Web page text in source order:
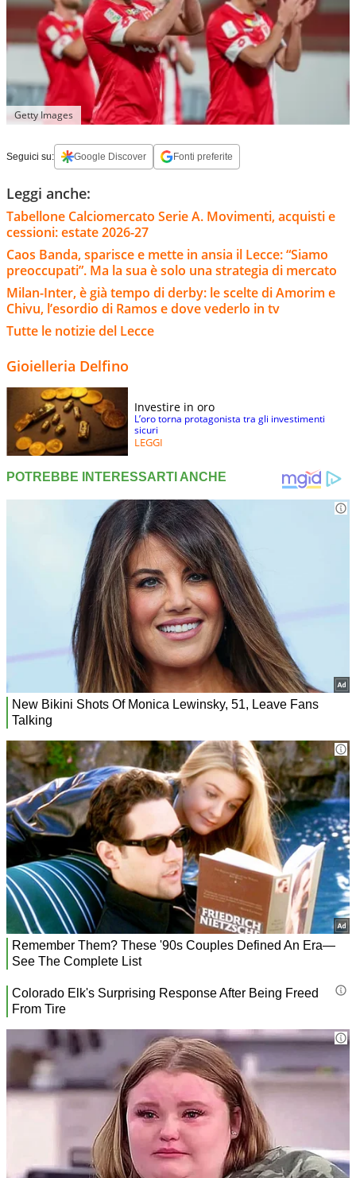
Getty Images
Seguici su: Google Discover Fonti preferite
Leggi anche:
Tabellone Calciomercato Serie A. Movimenti, acquisti e
cessioni: estate 2026-27
Caos Banda, sparisce e mette in ansia il Lecce: “Siamo
preoccupati”. Ma la sua è solo una strategia di mercato
Milan-Inter, è già tempo di derby: le scelte di Amorim e
Chivu, l’esordio di Ramos e dove vederlo in tv
Tutte le notizie del Lecce
Gioielleria Delfino
Investire in oro
L’oro torna protagonista tra gli investimenti
sicuri
LEGGI